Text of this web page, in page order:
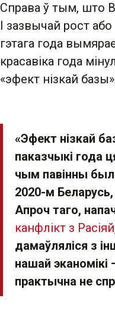
Справа ў тым, што
І зазвычай рост
гэтага года
красавіка года
«эфект нізкай
«Эфект нізкай
паказчыкі года
чым павінны
2020-м Беларусь,
Апроч таго,
канфлікт з Расіяй
дамаўляліся з
нашай
практычна не